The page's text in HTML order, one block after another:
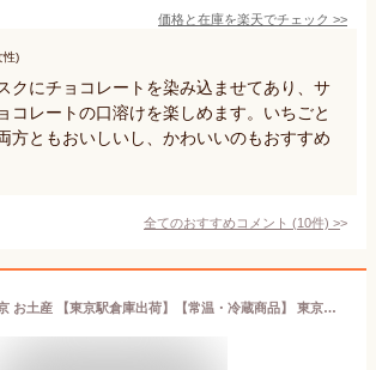
価格と在庫を楽天でチェック >>
性)
クにチョコレートを染み込ませてあり、サ
コレートの口溶けを楽しめます。いちごと
方ともおいしいし、かわいいのもおすすめ
全てのおすすめコメント (10件) >
期間限定 東京 お土産 【東京駅倉庫出荷】【常温・冷蔵商品】 東京ばな奈「見ぃつけたっ」4個入 東京みやげ 東京バナナ ばなな お菓子 スイーツ 洋菓子 ワッフル ケーキ お取り寄せ ギフト プレゼント お中元 御中元 お歳暮 御歳暮 内祝い のし可